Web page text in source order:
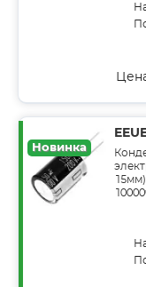
Новинка